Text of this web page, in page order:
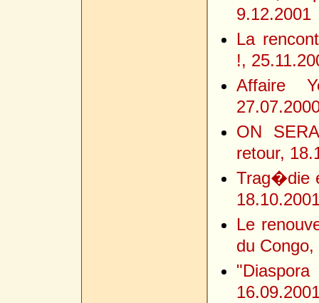
9.12.2001
La
!,
Affaire
ON
retour,
Trag�die
Le
du